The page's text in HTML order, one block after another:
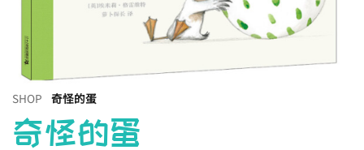
SHOP 奇怪的蛋
奇怪的蛋